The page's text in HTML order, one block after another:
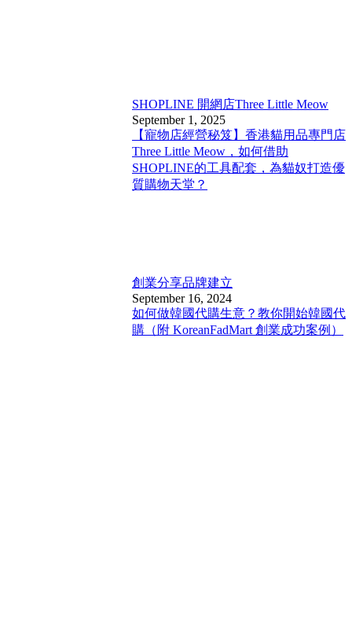
SHOPLINE 開網店Three Little Meow
September 1, 2025
【寵物店經營秘笈】香港貓用品專門店
Three Little Meow，如何借助
SHOPLINE的工具配套，為貓奴打造優
質購物天堂？
創業分享品牌建立
September 16, 2024
如何做韓國代購生意？教你開始韓國代
購（附 KoreanFadMart 創業成功案例）